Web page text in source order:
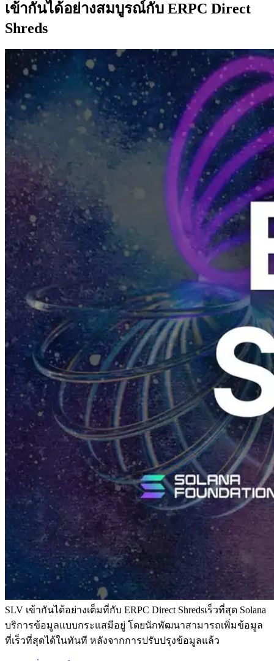
เข้ากันได้อย่างสมบูรณ์กับ ERPC Direct
Shreds
SLV เข้ากันได้อย่างเต็มที่กับ ERPC Direct Shredsเร็วที่สุด Solana
บริการข้อมูลแบบกระแสมีอยู่ โดยนักพัฒนาสามารถเพิ่มข้อมูล
ที่เร็วที่สุดได้ในทันที หลังจากการปรับปรุงข้อมูลแล้ว